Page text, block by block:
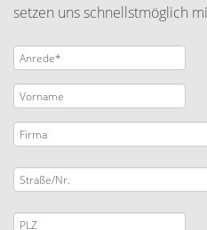
setzen uns schnellstmöglich